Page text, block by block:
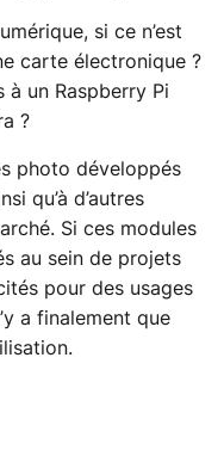
si ce n’est
carte électronique ?
à un Raspberry Pi
?
photo développés
qu’à d’autres
Si ces modules
au sein de projets
pour des usages
a finalement que